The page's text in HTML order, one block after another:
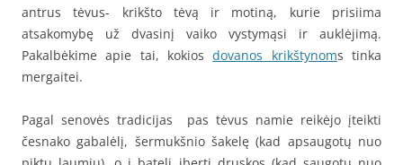
antrus tėvus- krikšto tėvą ir motiną, kurie prisiima
atsakomybę už dvasinį vaiko vystymąsi ir auklėjimą.
Pakalbėkime apie tai, kokiosdovanos krikštynoms tinka
mergaitei.
Pagal senovės tradicijas pas tėvus namie reikėjo įteikti
česnako gabalėlį, šermukšnio šakelę (kad apsaugotų nuo